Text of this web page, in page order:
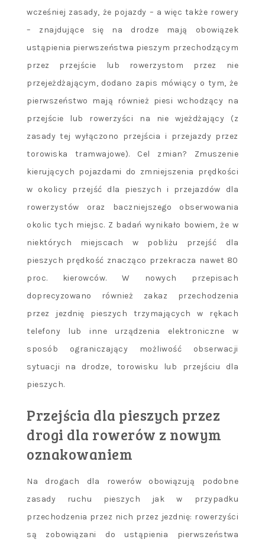
wcześniej zasady, że pojazdy – a więc także rowery
– znajdujące się na drodze mają obowiązek
ustąpienia pierwszeństwa pieszym przechodzącym
przez przejście lub rowerzystom przez nie
przejeżdżającym, dodano zapis mówiący o tym, że
pierwszeństwo mają również piesi wchodzący na
przejście lub rowerzyści na nie wjeżdżający (z
zasady tej wyłączono przejścia i przejazdy przez
torowiska tramwajowe). Cel zmian? Zmuszenie
kierujących pojazdami do zmniejszenia prędkości
w okolicy przejść dla pieszych i przejazdów dla
rowerzystów oraz baczniejszego obserwowania
okolic tych miejsc. Z badań wynikało bowiem, że w
niektórych miejscach w pobliżu przejść dla
pieszych prędkość znacząco przekracza nawet 80
proc. kierowców. W nowych przepisach
doprecyzowano również zakaz przechodzenia
przez jezdnię pieszych trzymających w rękach
telefony lub inne urządzenia elektroniczne w
sposób ograniczający możliwość obserwacji
sytuacji na drodze, torowisku lub przejściu dla
pieszych.
Przejścia dla pieszych przez
drogi dla rowerów z nowym
oznakowaniem
Na drogach dla rowerów obowiązują podobne
zasady ruchu pieszych jak w przypadku
przechodzenia przez nich przez jezdnię: rowerzyści
są zobowiązani do ustąpienia pierwszeństwa